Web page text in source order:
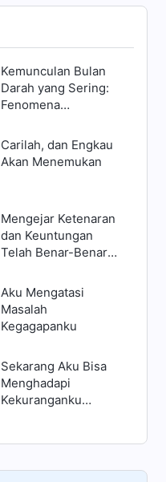
Kemunculan Bulan
Darah yang Sering:
Fenomena
Peringatan Akhir
Zaman?
Carilah, dan Engkau
Akan Menemukan
Mengejar Ketenaran
dan Keuntungan
Telah Benar-Benar
Aku Mengatasi
Masalah
Kegagapanku
Sekarang Aku Bisa
Menghadapi
Kekuranganku